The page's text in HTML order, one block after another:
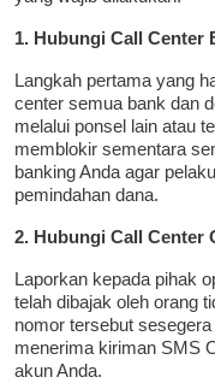
1. Hubungi Call Center
Langkah pertama yang
center semua bank dan
melalui ponsel lain atau
memblokir sementara
banking Anda agar
pemindahan dana.
2. Hubungi Call Center
Laporkan kepada pihak
telah dibajak oleh orang
nomor tersebut
menerima kiriman SMS
akun Anda.